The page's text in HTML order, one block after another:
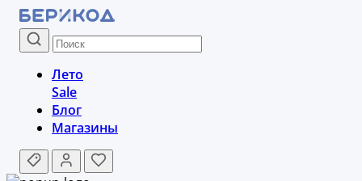
Лето
Sale
Блог
Магазины